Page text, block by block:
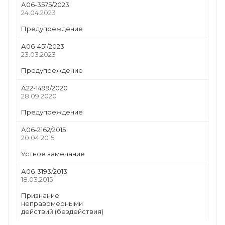
А06-3575/2023
24.04.2023
Предупреждение
А06-451/2023
23.03.2023
Предупреждение
А22-1499/2020
28.09.2020
Предупреждение
А06-2162/2015
20.04.2015
Устное замечание
А06-3193/2013
18.03.2015
Признание
неправомерными
действий (бездействия)